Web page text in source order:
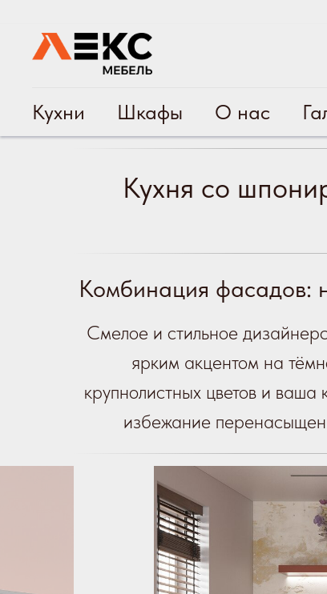
Кухни Шкафы О нас
Кухня со
Комбинация
Смелое и стильное
ярким акцентом на
крупнолистных цветов и ваша
избежание